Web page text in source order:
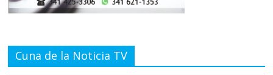
Cuna de la Noticia TV